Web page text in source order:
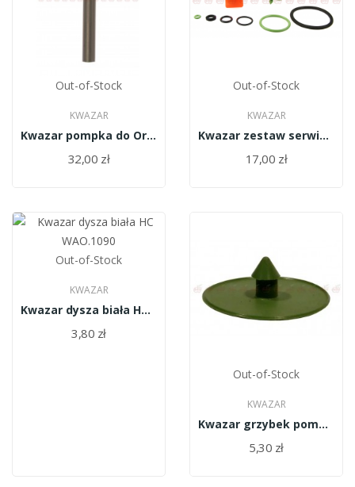
Out-of-Stock
KWAZAR
Kwazar pompka do Orion/blister/WAO.0816
32,00 zł
Out-of-Stock
KWAZAR
Kwazar zestaw serwisowy Orion WAO.0900
17,00 zł
Out-of-Stock
KWAZAR
Kwazar dysza biała HC WAO.1090
3,80 zł
Out-of-Stock
KWAZAR
Kwazar grzybek pompy do Oriona WAT.1054
5,30 zł